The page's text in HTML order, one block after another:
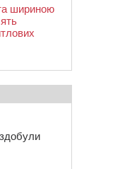
шириною